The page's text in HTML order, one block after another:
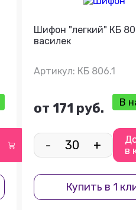
Шифон "легкий" КБ
василек
Артикул: КБ 806.1
от 171 руб. В
- +
в
Купить в 1